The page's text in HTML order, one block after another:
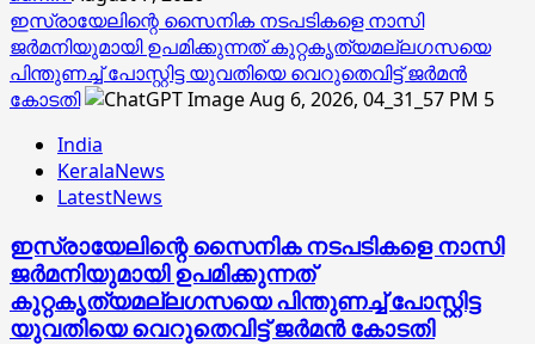
ഇസ്രായേലിന്റെ സൈനിക നടപടികളെ നാസി
ജര്‍മനിയുമായി ഉപമിക്കുന്നത് കുറ്റകൃത്യമല്ലഗസയെ
പിന്തുണച്ച് പോസ്റ്റിട്ട യുവതിയെ വെറുതെവിട്ട് ജര്‍മന്‍
കോടതി
5
India
KeralaNews
LatestNews
ഇസ്രായേലിന്റെ സൈനിക നടപടികളെ നാസി
ജര്‍മനിയുമായി ഉപമിക്കുന്നത്
കുറ്റകൃത്യമല്ലഗസയെ പിന്തുണച്ച് പോസ്റ്റിട്ട
യുവതിയെ വെറുതെവിട്ട് ജര്‍മന്‍ കോടതി